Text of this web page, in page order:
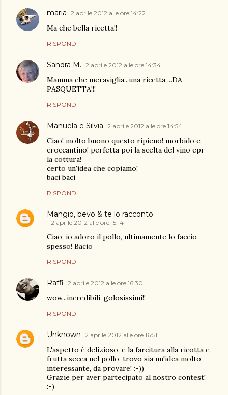
maria 2 aprile 2012 alle ore 14:22
Ma che bella ricetta!!
RISPONDI
Sandra M. 2 aprile 2012 alle ore 14:34
Mamma che meraviglia...una ricetta ...DA
PASQUETTA!!!
RISPONDI
Manuela e Silvia 2 aprile 2012 alle ore 14:54
Ciao! molto buono questo ripieno! morbido e
croccantino! perfetta poi la scelta del vino epr
la cottura!
certo un'idea che copiamo!
baci baci
RISPONDI
Mangio, bevo & te lo racconto
2 aprile 2012 alle ore 15:14
Ciao, io adoro il pollo, ultimamente lo faccio
spesso! Bacio
RISPONDI
Raffi 2 aprile 2012 alle ore 16:30
wow...incredibili, golosissimi!!
RISPONDI
Unknown 2 aprile 2012 alle ore 16:51
L'aspetto è delizioso, e la farcitura alla ricotta e
frutta secca nel pollo, trovo sia un'idea molto
interessante, da provare! :-))
Grazie per aver partecipato al nostro contest!
:-)